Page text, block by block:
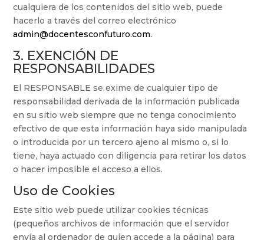
cualquiera de los contenidos del sitio web, puede
hacerlo a través del correo electrónico
admin@docentesconfuturo.com.
3. EXENCIÓN DE
RESPONSABILIDADES
El RESPONSABLE se exime de cualquier tipo de
responsabilidad derivada de la información publicada
en su sitio web siempre que no tenga conocimiento
efectivo de que esta información haya sido manipulada
o introducida por un tercero ajeno al mismo o, si lo
tiene, haya actuado con diligencia para retirar los datos
o hacer imposible el acceso a ellos.
Uso de Cookies
Este sitio web puede utilizar cookies técnicas
(pequeños archivos de información que el servidor
envía al ordenador de quien accede a la página) para